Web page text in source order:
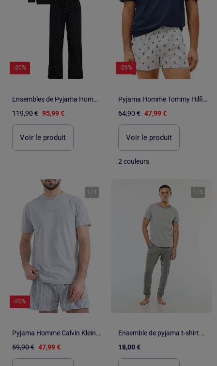
-20%
Ensembles de Pyjama Homme Calvin Klein
119,90 € 95,99 €
Voir le produit
-26%
Pyjama Homme Tommy Hilfiger
64,90 € 47,99 €
Voir le produit
2 couleurs
1 / 3
-20%
Pyjama Homme Calvin Klein Jeans
59,90 € 47,99 €
1 / 3
Ensemble de pyjama t-shirt + pantalon - 2 pièces
18,00 €